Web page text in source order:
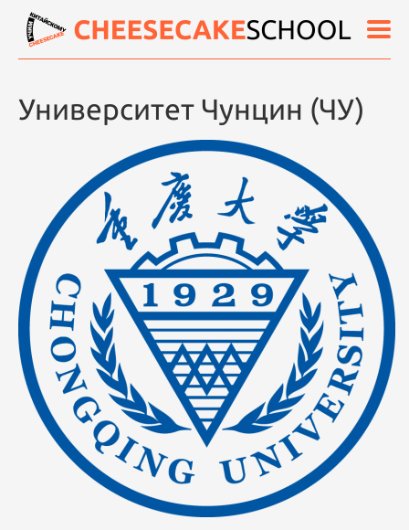
Университет Чунцин (ЧУ)